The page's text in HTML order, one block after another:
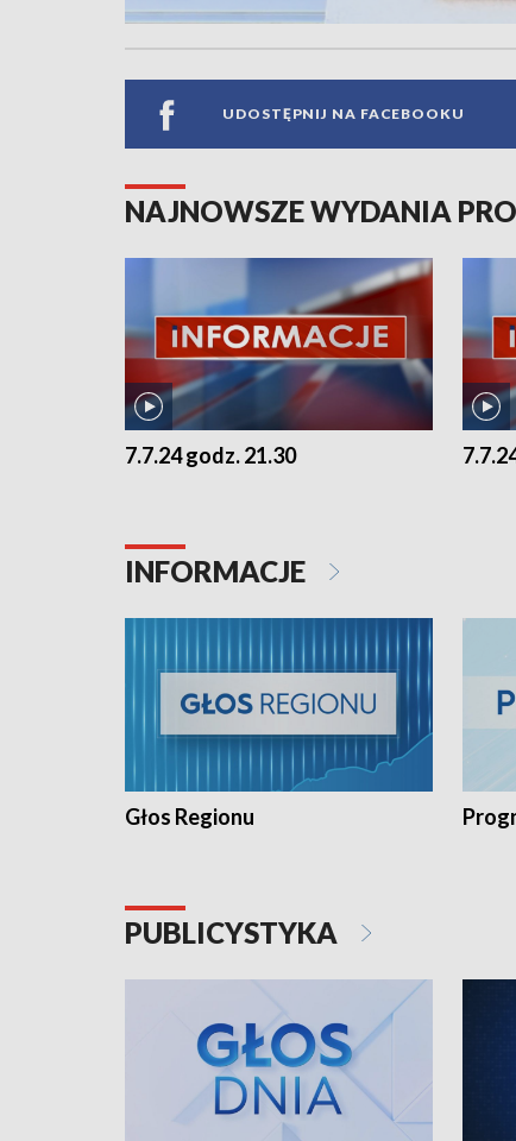
UDOSTĘPNIJ NA FACEBOOKU
NAJNOWSZE WYDANIA
7.7.24 godz. 21.30
INFORMACJE
Głos Regionu
PUBLICYSTYKA